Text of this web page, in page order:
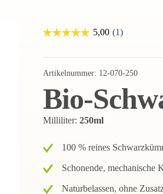
Artikelnummer: 12-070-250
Bio-
Milliliter: 250ml
100 % reines
Schonende, mechanische
Naturbelassen, ohne